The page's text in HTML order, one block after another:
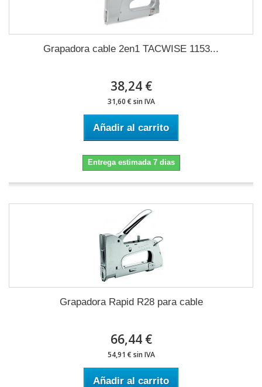
Grapadora cable 2en1 TACWISE 1153...
38,24 €
31,60 € sin IVA
Añadir al carrito
Entrega estimada 7 dias
Grapadora Rapid R28 para cable
66,44 €
54,91 € sin IVA
Añadir al carrito